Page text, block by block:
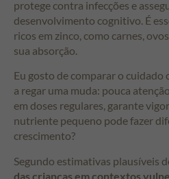
protege contra infecções e
desenvolvimento cognitivo. É
ricos em zinco, como carnes,
sua absorção.
Eu gosto de comparar o
a regar uma muda: pouca
em doses regulares, garante
nutriente pequeno pode fazer
crescimento?
Segundo estimativas plausíveis
das crianças em contextos